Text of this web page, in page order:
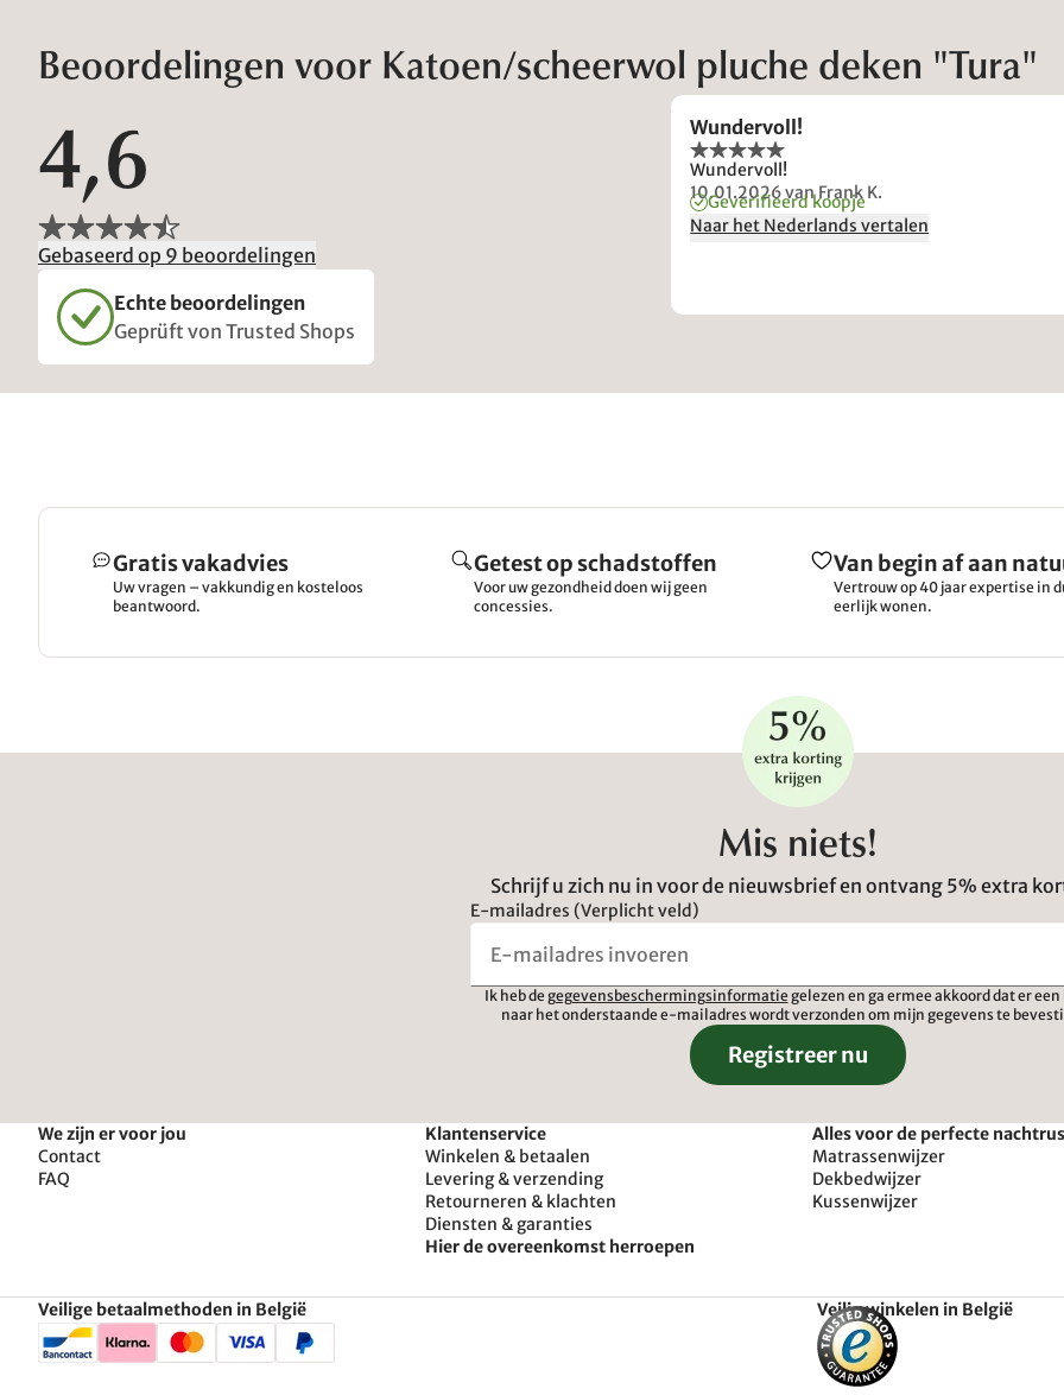
Beoordelingen voor Katoen/scheerwol pluche deken "Tura"
4,6
Gebaseerd op 9 beoordelingen
Echte beoordelingen
Geprüft von Trusted Shops
Wundervoll!
Wundervoll!
10.01.2026van Frank K.
Geverifieerd koopje
Naar het Nederlands vertalen
Gratis vakadvies
Uw vragen – vakkundig en kosteloos
beantwoord.
Getest op schadstoffen
Voor uw gezondheid doen wij geen
concessies.
Van begin af aan
Vertrouw op 40 jaar expertise in
eerlijk wonen.
Mis niets!
Schrijf u zich nu in voor de nieuwsbrief en ontvang 5% extra
E-mailadres (Verplicht veld)
Ik heb de gegevensbeschermingsinformatie gelezen en ga ermee akkoord dat er
naar het onderstaande e-mailadres wordt verzonden om mijn gegevens te
Registreer nu
We zijn er voor jou
Contact
FAQ
Klantenservice
Winkelen & betaalen
Levering & verzending
Retourneren & klachten
Diensten & garanties
Hier de overeenkomst herroepen
Alles voor de perfecte
Matrassenwijzer
Dekbedwijzer
Kussenwijzer
Veilige betaalmethoden in België Veilig winkelen in België